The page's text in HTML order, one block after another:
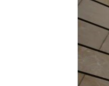
КРЫМ.НЕПОКОРЕННЫЙ
УКРАИНСКАЯ ПРОБЛЕМА КРЫМА